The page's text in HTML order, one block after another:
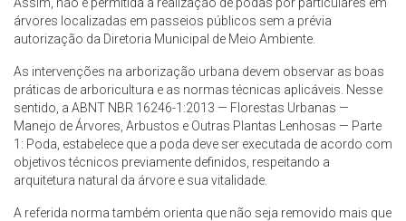
árvores localizadas em passeios públicos sem a prévia
autorização da Diretoria Municipal de Meio Ambiente.
As intervenções na arborização urbana devem observar as boas
práticas de arboricultura e as normas técnicas aplicáveis. Nesse
sentido, a ABNT NBR 16246-1:2013 — Florestas Urbanas —
Manejo de Árvores, Arbustos e Outras Plantas Lenhosas — Parte
1: Poda, estabelece que a poda deve ser executada de acordo com
objetivos técnicos previamente definidos, respeitando a
arquitetura natural da árvore e sua vitalidade.
A referida norma também orienta que não seja removido mais que